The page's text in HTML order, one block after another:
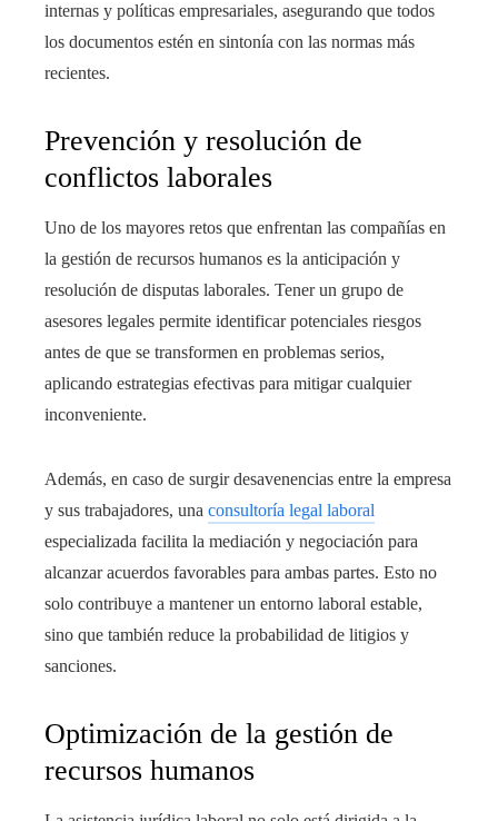
internas y políticas empresariales, asegurando que todos
los documentos estén en sintonía con las normas más
recientes.
Prevención y resolución de
conflictos laborales
Uno de los mayores retos que enfrentan las compañías en
la gestión de recursos humanos es la anticipación y
resolución de disputas laborales. Tener un grupo de
asesores legales permite identificar potenciales riesgos
antes de que se transformen en problemas serios,
aplicando estrategias efectivas para mitigar cualquier
inconveniente.
Además, en caso de surgir desavenencias entre la empresa
y sus trabajadores, una consultoría legal laboral
especializada facilita la mediación y negociación para
alcanzar acuerdos favorables para ambas partes. Esto no
solo contribuye a mantener un entorno laboral estable,
sino que también reduce la probabilidad de litigios y
sanciones.
Optimización de la gestión de
recursos humanos